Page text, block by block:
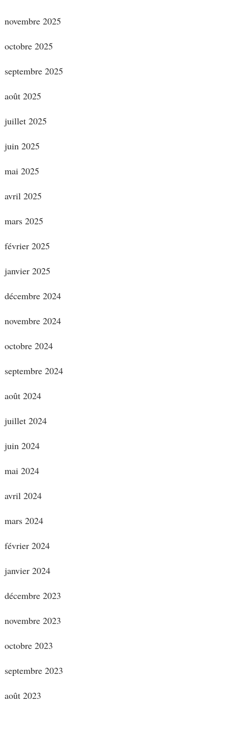
novembre 2025
octobre 2025
septembre 2025
août 2025
juillet 2025
juin 2025
mai 2025
avril 2025
mars 2025
février 2025
janvier 2025
décembre 2024
novembre 2024
octobre 2024
septembre 2024
août 2024
juillet 2024
juin 2024
mai 2024
avril 2024
mars 2024
février 2024
janvier 2024
décembre 2023
novembre 2023
octobre 2023
septembre 2023
août 2023